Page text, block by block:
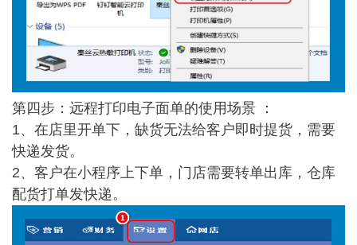
第四步：远程打印电子面单的使用场景 ：
1、在店里开单下，缺货无法给客户即时提货，需要
快递发货。
2、客户在小程序上下单，门店需要转单出库，仓库
配货打单发快递。